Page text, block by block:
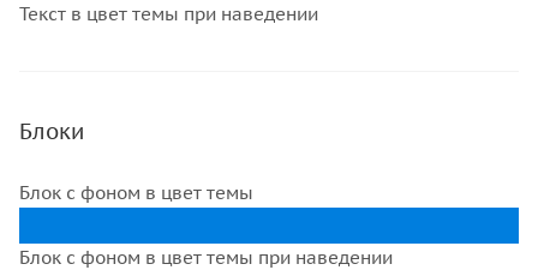
Текст в цвет темы при наведении
Блоки
Блок с фоном в цвет темы
Блок с фоном в цвет темы при наведении